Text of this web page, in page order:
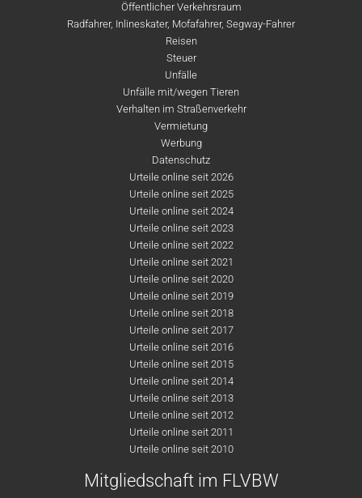
Öffentlicher Verkehrsraum
Radfahrer, Inlineskater, Mofafahrer, Segway-Fahrer
Reisen
Steuer
Unfälle
Unfälle mit/wegen Tieren
Verhalten im Straßenverkehr
Vermietung
Werbung
Datenschutz
Urteile online seit 2026
Urteile online seit 2025
Urteile online seit 2024
Urteile online seit 2023
Urteile online seit 2022
Urteile online seit 2021
Urteile online seit 2020
Urteile online seit 2019
Urteile online seit 2018
Urteile online seit 2017
Urteile online seit 2016
Urteile online seit 2015
Urteile online seit 2014
Urteile online seit 2013
Urteile online seit 2012
Urteile online seit 2011
Urteile online seit 2010
Mitgliedschaft im FLVBW